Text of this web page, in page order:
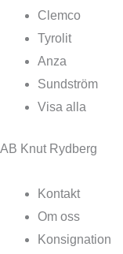
Clemco
Tyrolit
Anza
Sundström
Visa alla
AB Knut Rydberg
Kontakt
Om oss
Konsignation